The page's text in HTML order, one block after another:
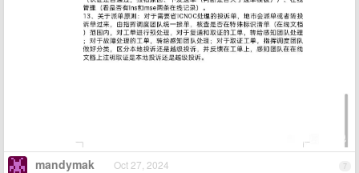
7
mandymak Oct 27, 2024